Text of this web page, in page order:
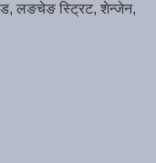
लङचेङ स्ट्रिट, शेन्जेन,